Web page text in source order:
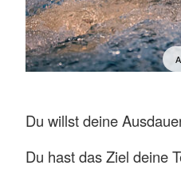
Du willst deine
Du hast das Ziel deine